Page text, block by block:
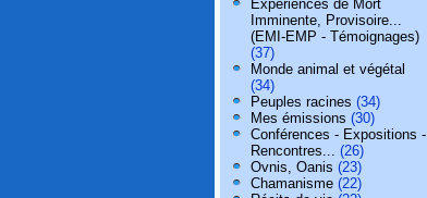
Expériences de Mort
Imminente, Provisoire...
(EMI-EMP - Témoignages)
(37)
Monde animal et végétal
(34)
Peuples racines (34)
Mes émissions (30)
Conférences - Expositions -
Rencontres... (26)
Ovnis, Oanis (23)
Chamanisme (22)